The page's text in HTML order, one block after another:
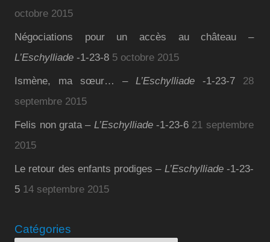
octobre 2015
Négociations pour un accès au château –
L’Eschylliade -1-23-8 5 octobre 2015
Ismène, ma sœur… – L’Eschylliade-1-23-7
28
septembre 2015
Felis non grata – L’Eschylliade-1-23-6 21 septembre
2015
Le retour des enfants prodiges – L’Eschylliade-1-23-
5 14 septembre 2015
Catégories